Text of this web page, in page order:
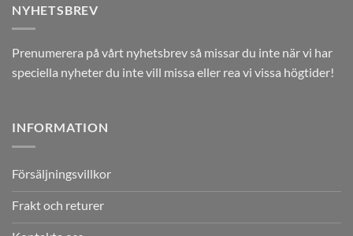
NYHETSBREV
Prenumerera på vårt nyhetsbrev så missar du inte när vi har
speciella nyheter du inte vill missa eller rea vi vissa högtider!
INFORMATION
Försäljningsvillkor
Frakt och returer